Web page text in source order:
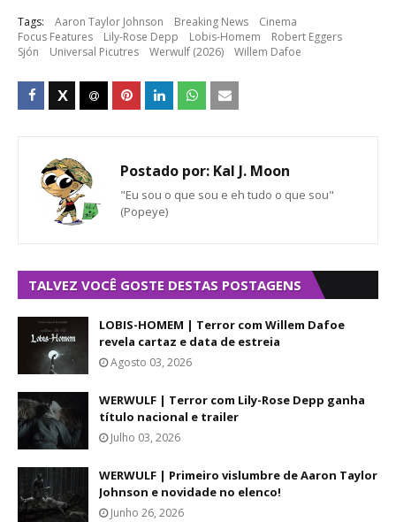
Tags: Aaron Taylor Johnson Breaking News
Cinema
Focus Features
Lily-Rose Depp Lobis-Homem
Robert Eggers
Sjón
Universal Picutres Werwulf (2026) Willem Dafoe
Postado por: Kal J. Moon
"Eu sou o que sou e eh tudo o que sou"
(Popeye)
TALVEZ VOCÊ GOSTE DESTAS POSTAGENS
LOBIS-HOMEM | Terror com Willem Dafoe
revela cartaz e data de estreia
Agosto 03, 2026
WERWULF | Terror com Lily-Rose Depp ganha
título nacional e trailer
Julho 03, 2026
WERWULF | Primeiro vislumbre de Aaron Taylor
Johnson e novidade no elenco!
Junho 26, 2026